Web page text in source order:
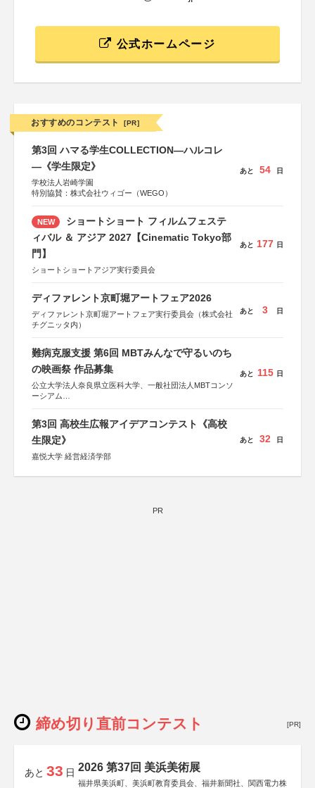
公式ホームページ
おすすめのコンテスト [PR]
第3回 ハマる学生COLLECTION―ハルコレ
―《学生限定》
学校法人岩崎学園
特別協賛：株式会社ウィゴー（WEGO）
あと 54 日
NEW
ショートショート フィルムフェステ
ィバル ＆ アジア 2027【Cinematic Tokyo部
門】
ショートショートアジア実行委員会
あと 177 日
ディファレント京町堀アートフェア2026
ディファレント京町堀アートフェア実行委員会（株式会社
チグニッタ内）
あと 3 日
難病克服支援 第6回 MBTみんなで守るいのち
の映画祭 作品募集
公立大学法人奈良県立医科大学、一般社団法人MBTコンソ
ーシアム
協力：読売新聞社
後援：厚生労働省
文部科学省
日本経済団体連合会
あと 115 日
第3回 高校生広報アイデアコンテスト《高校
生限定》
嘉悦大学 経営経済学部
あと 32 日
PR
締め切り直前コンテスト [PR]
あと 33 日 2026 第37回 美浜美術展
福井県美浜町、美浜町教育委員会、福井新聞社、関西電力株